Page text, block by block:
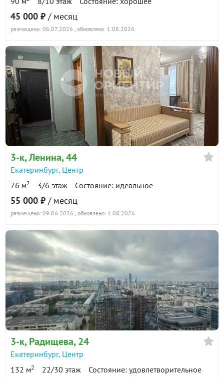
45 000 ₽ / месяц
размещено: 06.07.2026 , обновлено: 1.08.2026
3-к, Ленина, 44
Екатеринбург, Центр
76 м2 3/6 этаж Состояние: идеальное
55 000 ₽ / месяц
размещено: 09.06.2026 , обновлено: 1.08.2026
3-к, Радищева, 24
Екатеринбург, Центр
132 м2 22/30 этаж Состояние: удовлетворительное